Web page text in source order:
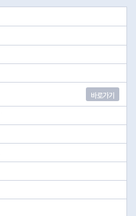
바로가기